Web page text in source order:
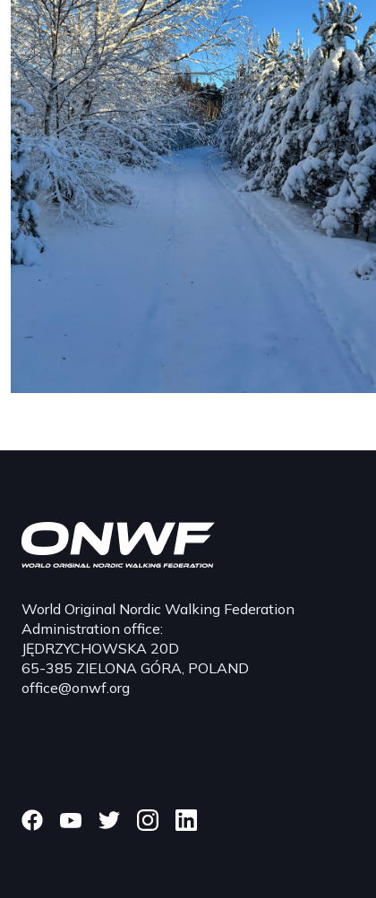
World Original Nordic Walking Federation
Administration office:
JĘDRZYCHOWSKA 20D
65-385 ZIELONA GÓRA, POLAND
office@onwf.org